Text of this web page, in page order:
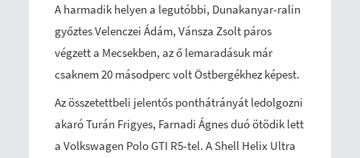
A harmadik helyen a legutóbbi, Dunakanyar-ralin
győztes Velenczei Ádám, Vánsza Zsolt páros
végzett a Mecsekben, az ő lemaradásuk már
csaknem 20 másodperc volt Östbergékhez képest.
Az összetettbeli jelentős ponthátrányát ledolgozni
akaró Turán Frigyes, Farnadi Ágnes duó ötödik lett
a Volkswagen Polo GTI R5-tel. A Shell Helix Ultra